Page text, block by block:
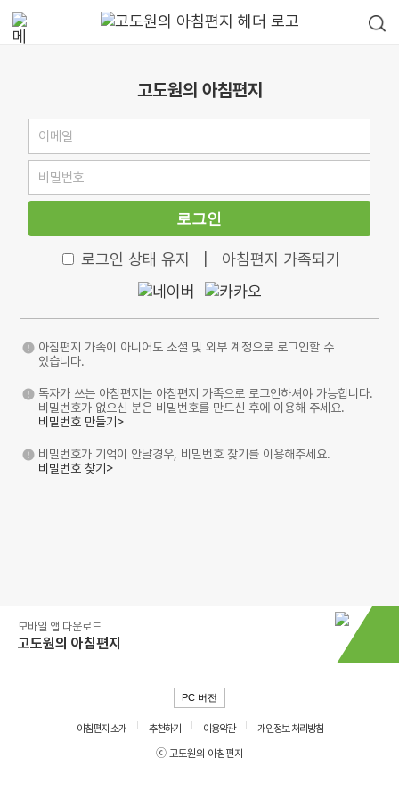
고도원의 아침편지
로그인
로그인 상태 유지 아침편지 가족되기
아침편지 가족이 아니어도 소셜 및 외부 계정으로 로그인할 수
있습니다.
독자가 쓰는 아침편지는 아침편지 가족으로 로그인하셔야 가능합니다.
비밀번호가 없으신 분은 비밀번호를 만드신 후에 이용해 주세요.
비밀번호 만들기>
비밀번호가 기억이 안날경우, 비밀번호 찾기를 이용해주세요.
비밀번호 찾기>
모바일 앱 다운로드
고도원의 아침편지
PC 버전
아침편지 소개 추천하기 이용약관
개인정보 처리방침
ⓒ 고도원의 아침편지